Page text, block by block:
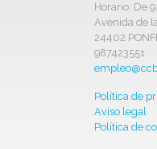
Horario: De
Avenida de
24402
987423551
Política de
Aviso legal
Política de